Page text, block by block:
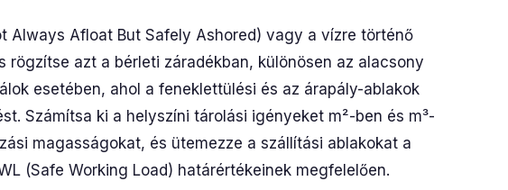
Always Afloat But Safely Ashored) vagy a vízre történő
rögzítse azt a bérleti záradékban, különösen az alacsony
esetében, ahol a feneklettülési és az árapály-ablakok
Számítsa ki a helyszíni tárolási igényeket m²-ben és m³-
magasságokat, és ütemezze a szállítási ablakokat a
(Safe Working Load) határértékeinek megfelelően.